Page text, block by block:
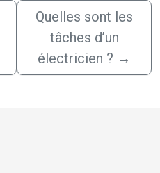
Quelles sont les
tâches d’un
électricien ? →